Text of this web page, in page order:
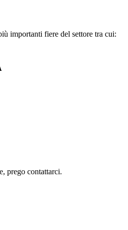
importanti fiere del settore tra cui:
prego contattarci.